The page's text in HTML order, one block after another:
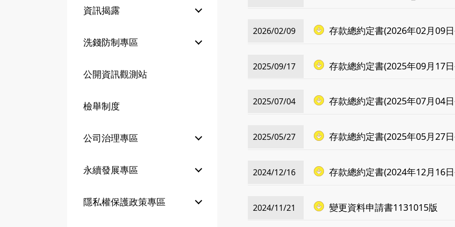
資訊揭露
洗錢防制專區
公開資訊觀測站
檢舉制度
公司治理專區
永續發展專區
隱私權保護政策專區
2026/02/09 存款總約定書(2026年02月09
2025/09/17 存款總約定書(2025年09月17
2025/07/04 存款總約定書(2025年07月04
2025/05/27 存款總約定書(2025年05月27
2024/12/16 存款總約定書(2024年12月16
2024/11/21 變更資料申請書1131015版